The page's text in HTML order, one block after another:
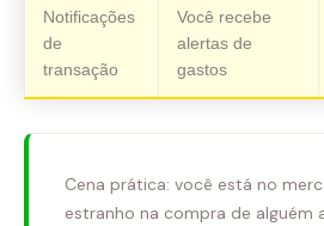
Notificações
de
transação
Você recebe
alertas de
gastos
Cena prática: você está no
estranho na compra de alguém